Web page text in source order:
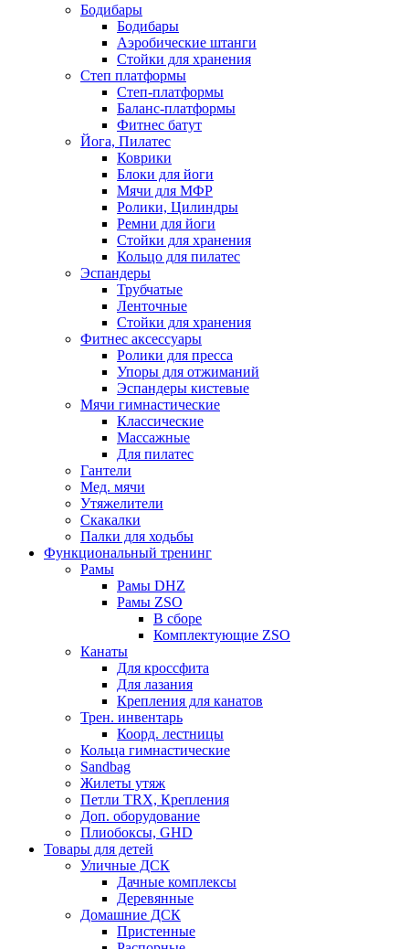
Бодибары
Бодибары
Аэробические штанги
Стойки для хранения
Степ платформы
Степ-платформы
Баланс-платформы
Фитнес батут
Йога, Пилатес
Коврики
Блоки для йоги
Мячи для МФР
Ролики, Цилиндры
Ремни для йоги
Стойки для хранения
Кольцо для пилатес
Эспандеры
Трубчатые
Ленточные
Стойки для хранения
Фитнес аксессуары
Ролики для пресса
Упоры для отжиманий
Эспандеры кистевые
Мячи гимнастические
Классические
Массажные
Для пилатес
Гантели
Мед. мячи
Утяжелители
Скакалки
Палки для ходьбы
Функциональный тренинг
Рамы
Рамы DHZ
Рамы ZSO
В сборе
Комплектующие ZSO
Канаты
Для кроссфита
Для лазания
Крепления для канатов
Трен. инвентарь
Коорд. лестницы
Кольца гимнастические
Sandbag
Жилеты утяж
Петли TRX, Крепления
Доп. оборудование
Плиобоксы, GHD
Товары для детей
Уличные ДСК
Дачные комплексы
Деревянные
Домашние ДСК
Пристенные